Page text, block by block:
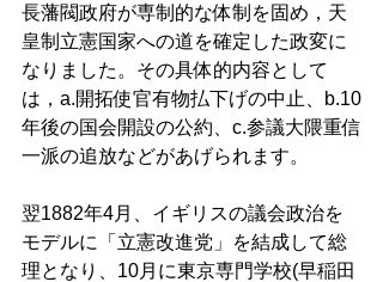
長藩閥政府が専制的な体制を固め，天
皇制立憲国家への道を確定した政変に
なりました。その具体的内容として
は，a.開拓使官有物払下げの中止、b.10
年後の国会開設の公約、c.参議大隈重信
一派の追放などがあげられます。
翌1882年4月、イギリスの議会政治を
モデルに「立憲改進党」を結成して総
理となり、10月に東京専門学校(早稲田